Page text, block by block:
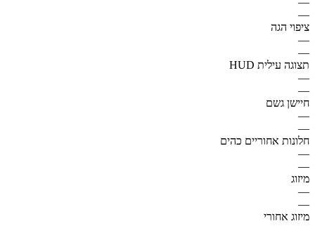
—
ציפוי הגה
—
—
תצוגה עילית HUD
—
—
חיישן גשם
—
—
חלונות אחוריים כהים
—
—
מיזוג
—
—
מיזוג אחורי